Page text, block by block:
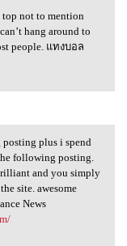
on
not to mention
hang around to
people. แทงบอล
plus i spend
following posting.
and you simply
site. awesome
News